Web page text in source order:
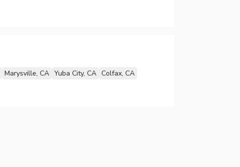
Marysville, CA Yuba City, CA Colfax, CA